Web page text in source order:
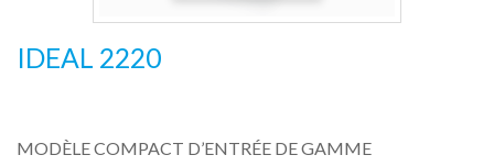
IDEAL 2220
MODÈLE COMPACT D’ENTRÉE DE GAMME